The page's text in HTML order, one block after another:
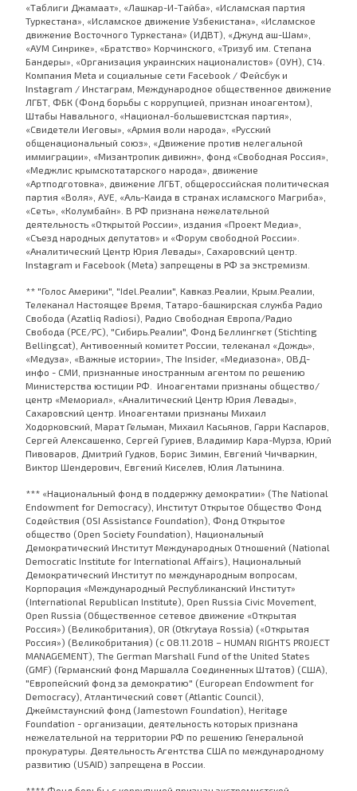
«Таблиги Джамаат», «Лашкар-И-Тайба», «Исламская партия
Туркестана», «Исламское движение Узбекистана», «Исламское
движение Восточного Туркестана» (ИДВТ), «Джунд аш-Шам»,
«АУМ Синрике», «Братство» Корчинского, «Тризуб им. Степана
Бандеры», «Организация украинских националистов» (ОУН), С14.
Компания Meta и социальные сети Facebook / Фейсбук и
Instagram / Инстаграм, Международное общественное движение
ЛГБТ, ФБК (Фонд борьбы с коррупцией, признан иноагентом),
Штабы Навального, «Национал-большевистская партия»,
«Свидетели Иеговы», «Армия воли народа», «Русский
общенациональный союз», «Движение против нелегальной
иммиграции», «Мизантропик дивижн», фонд «Свободная Россия»,
«Меджлис крымскотатарского народа», движение
«Артподготовка», движение ЛГБТ, общероссийская политическая
партия «Воля», АУЕ, «Аль-Каида в странах исламского Магриба»,
«Сеть», «Колумбайн». В РФ признана нежелательной
деятельность «Открытой России», издания «Проект Медиа»,
«Съезд народных депутатов» и «Форум свободной России».
«Аналитический Центр Юрия Левады», Сахаровский центр.
Instagram и Facebook (Metа) запрещены в РФ за экстремизм.
** "Голос Америки", "Idel.Реалии", Кавказ.Реалии, Крым.Реалии,
Телеканал Настоящее Время, Татаро-башкирская служба Радио
Свобода (Azatliq Radiosi), Радио Свободная Европа/Радио
Свобода (PCE/PC), "Сибирь.Реалии", Фонд Беллингкет (Stichting
Bellingcat), Антивоенный комитет России, телеканал «Дождь»,
«Медуза», «Важные истории», The Insider, «Медиазона», ОВД-
инфо - СМИ, признанные иностранным агентом по решению
Министерства юстиции РФ. Иноагентами признаны общество/
центр «Мемориал», «Аналитический Центр Юрия Левады»,
Сахаровский центр. Иноагентами признаны Михаил
Ходорковский, Марат Гельман, Михаил Касьянов, Гарри Каспаров,
Сергей Алексашенко, Сергей Гуриев, Владимир Кара-Мурза, Юрий
Пивоваров, Дмитрий Гудков, Борис Зимин, Евгений Чичваркин,
Виктор Шендерович, Евгений Киселев, Юлия Латынина.
*** «Национальный фонд в поддержку демократии» (The National
Endowment for Democracy), Институт Открытое Общество Фонд
Содействия (OSI Assistance Foundation), Фонд Открытое
общество (Open Society Foundation), Национальный
Демократический Институт Международных Отношений (National
Democratic Institute for International Affairs), Национальный
Демократический Институт по международным вопросам,
Корпорация «Международный Республиканский Институт»
(International Republican Institute), Open Russia Civic Movement,
Open Russia (Общественное сетевое движение «Открытая
Россия») (Великобритания), OR (Otkrytaya Rossia) («Открытая
Россия») (Великобритания) (с 08.11.2018 – HUMAN RIGHTS PROJECT
MANAGEMENT), The German Marshall Fund of the United States
(GMF) (Германский фонд Маршалла Соединенных Штатов) (США),
"Европейский фонд за демократию" (European Endowment for
Democracy), Атлантический совет (Atlantic Council),
Джеймстаунский фонд (Jamestown Foundation), Heritage
Foundation - организации, деятельность которых признана
нежелательной на территории РФ по решению Генеральной
прокуратуры. Деятельность Агентства США по международному
развитию (USAID) запрещена в России.